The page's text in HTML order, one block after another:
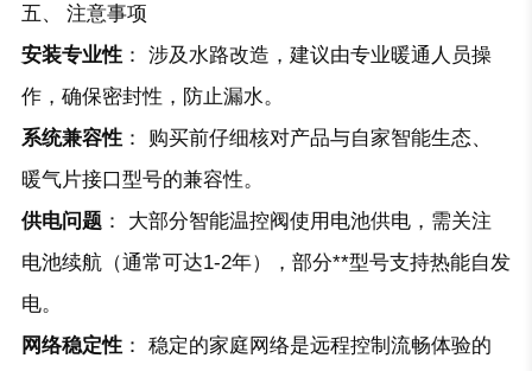
五、 注意事项
安装专业性： 涉及水路改造，建议由专业暖通人员操
作，确保密封性，防止漏水。
系统兼容性： 购买前仔细核对产品与自家智能生态、
暖气片接口型号的兼容性。
供电问题： 大部分智能温控阀使用电池供电，需关注
电池续航（通常可达1-2年），部分**型号支持热能自发
电。
网络稳定性： 稳定的家庭网络是远程控制流畅体验的